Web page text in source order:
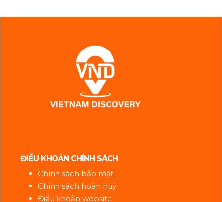
ĐIỀU KHOẢN CHÍNH SÁCH
Chính sách bảo mật
Chính sách hoàn huỷ
Điều khoản website